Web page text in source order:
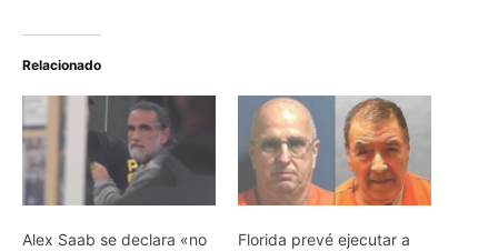
Relacionado
Alex Saab se declara «no
Florida prevé ejecutar a